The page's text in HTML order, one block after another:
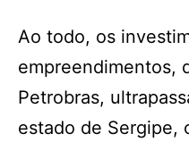
Ao todo, os
empreendimentos,
Petrobras,
estado de Sergipe,